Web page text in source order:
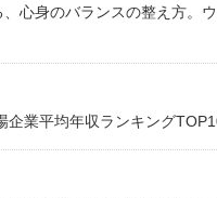
心身のバランスの整え方。
業平均年収ランキング